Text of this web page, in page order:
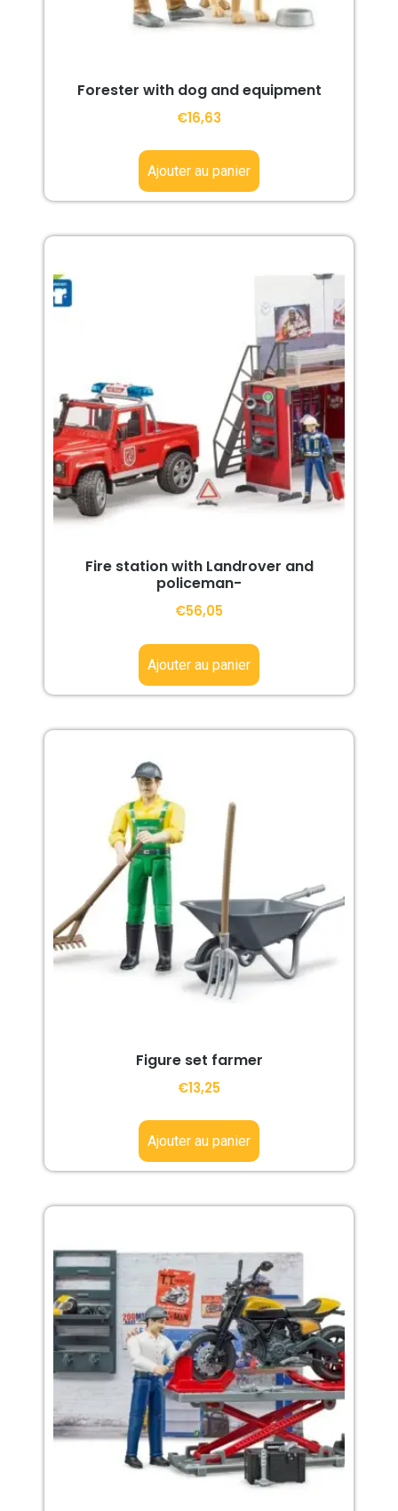
Forester with dog and equipment
€16,63
Ajouter au panier
Fire station with Landrover and
policeman-
€56,05
Ajouter au panier
Figure set farmer
€13,25
Ajouter au panier